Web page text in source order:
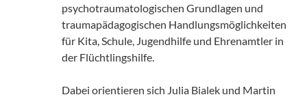
psychotraumatologischen Grundlagen und
traumapädagogischen Handlungsmöglichkeiten
für Kita, Schule, Jugendhilfe und Ehrenamtler in
der Flüchtlingshilfe.
Dabei orientieren sich Julia Bialek und Martin